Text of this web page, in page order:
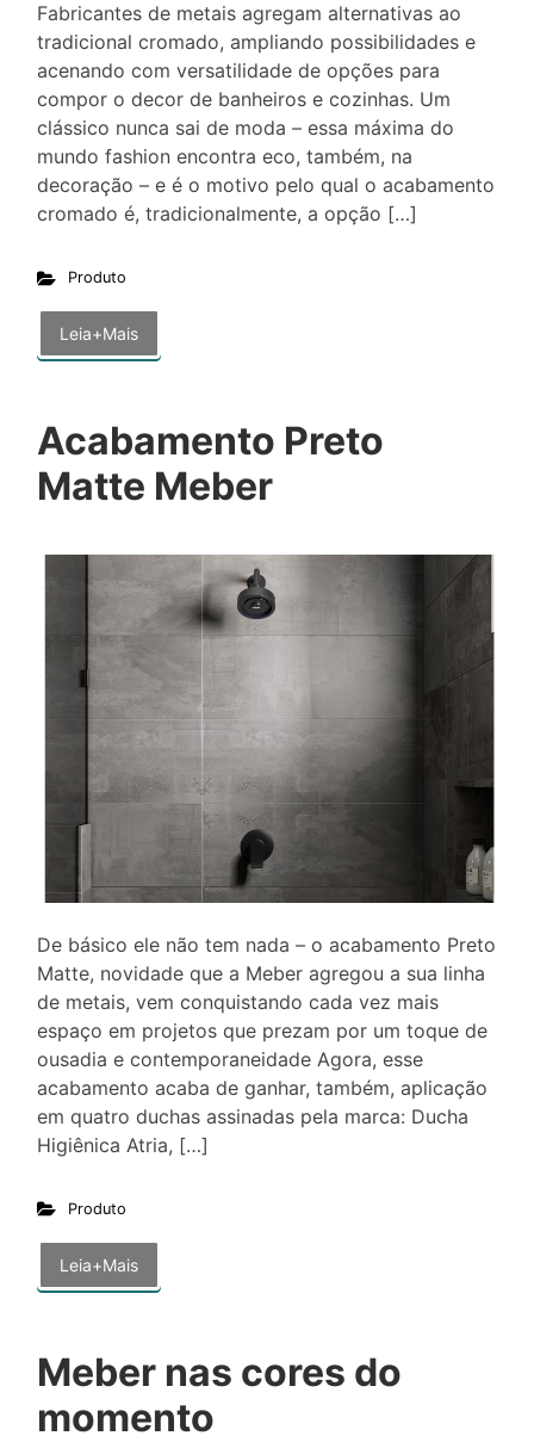
Fabricantes de metais agregam alternativas ao
tradicional cromado, ampliando possibilidades e
acenando com versatilidade de opções para
compor o decor de banheiros e cozinhas. Um
clássico nunca sai de moda – essa máxima do
mundo fashion encontra eco, também, na
decoração – e é o motivo pelo qual o acabamento
cromado é, tradicionalmente, a opção […]
Produto
Leia+Mais
Acabamento Preto
Matte Meber
De básico ele não tem nada – o acabamento Preto
Matte, novidade que a Meber agregou a sua linha
de metais, vem conquistando cada vez mais
espaço em projetos que prezam por um toque de
ousadia e contemporaneidade Agora, esse
acabamento acaba de ganhar, também, aplicação
em quatro duchas assinadas pela marca: Ducha
Higiênica Atria, […]
Produto
Leia+Mais
Meber nas cores do
momento